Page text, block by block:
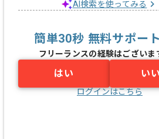
AI検索を使ってみる
簡単30秒 無料サポー
フリーランスの経験はございま
はい い
ログインはこちら